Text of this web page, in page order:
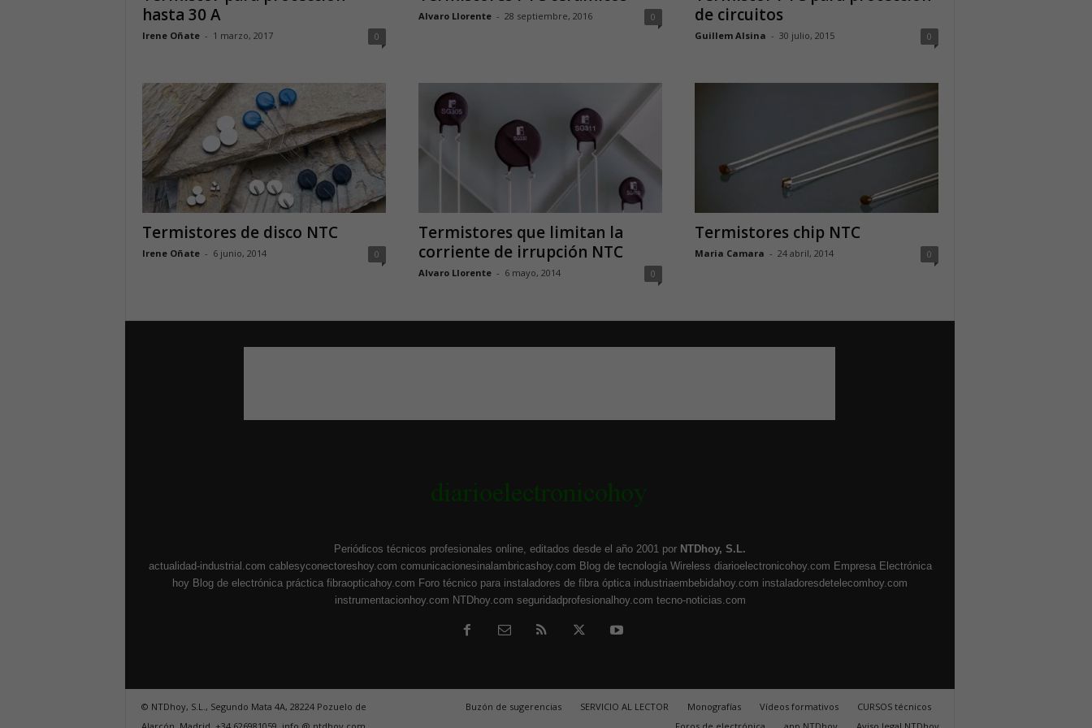
hasta 30 A
Irene Oñate - 1 marzo, 2017 0
Alvaro Llorente - 28 septiembre, 2016 0
de circuitos
Guillem Alsina - 30 julio, 2015 0
Termistores de disco NTC
Irene Oñate - 6 junio, 2014 0
Termistores que limitan la
corriente de irrupción NTC
Alvaro Llorente - 6 mayo, 2014 0
Termistores chip NTC
Maria Camara - 24 abril, 2014 0
Periódicos técnicos profesionales online, editados desde el año 2001 por NTDhoy, S.L.
actualidad-industrial.com cablesyconectoreshoy.com comunicacionesinalambricashoy.com Blog de tecnología Wireless diarioelectronicohoy.com Empresa Electrónica
hoy Blog de electrónica práctica fibraopticahoy.com Foro técnico para instaladores de fibra óptica industriaembebidahoy.com instaladoresdetelecomhoy.com
instrumentacionhoy.com NTDhoy.com seguridadprofesionalhoy.com tecno-noticias.com
Buzón de sugerencias SERVICIO AL LECTOR Monografías Vídeos formativos
CURSOS técnicos
© NTDhoy, S.L., Segundo Mata 4A, 28224 Pozuelo de